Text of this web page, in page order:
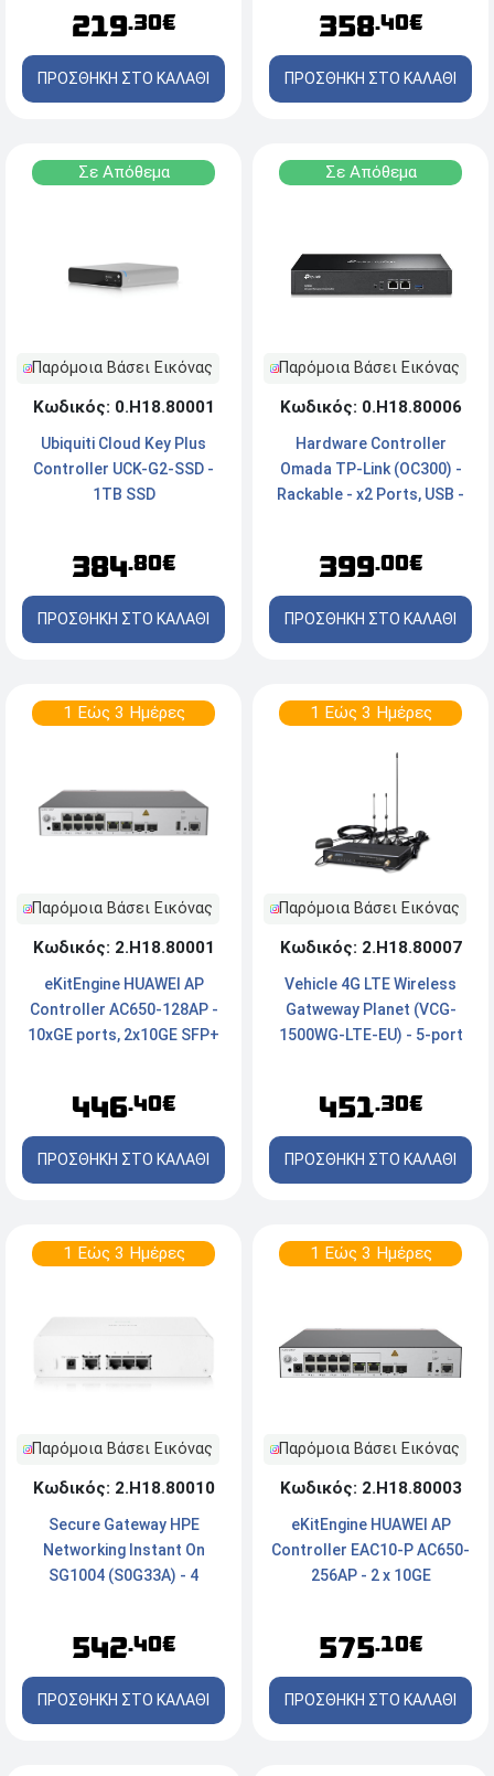
219.30€
ΠΡΟΣΘΗΚΗ ΣΤΟ ΚΑΛΑΘΙ
358.40€
ΠΡΟΣΘΗΚΗ ΣΤΟ ΚΑΛΑΘΙ
Σε Απόθεμα
Παρόμοια Βάσει Εικόνας
Κωδικός: 0.Η18.80001
Ubiquiti Cloud Key Plus
Controller UCK-G2-SSD -
1TB SSD
384.80€
ΠΡΟΣΘΗΚΗ ΣΤΟ ΚΑΛΑΘΙ
Σε Απόθεμα
Παρόμοια Βάσει Εικόνας
Κωδικός: 0.Η18.80006
Hardware Controller
Omada TP-Link (OC300) -
Rackable - x2 Ports, USB -
399.00€
ΠΡΟΣΘΗΚΗ ΣΤΟ ΚΑΛΑΘΙ
1 Εώς 3 Ημέρες
Παρόμοια Βάσει Εικόνας
Κωδικός: 2.Η18.80001
eKitEngine HUAWEI AP
Controller AC650-128AP -
10xGE ports, 2x10GE SFP+
446.40€
ΠΡΟΣΘΗΚΗ ΣΤΟ ΚΑΛΑΘΙ
1 Εώς 3 Ημέρες
Παρόμοια Βάσει Εικόνας
Κωδικός: 2.Η18.80007
Vehicle 4G LTE Wireless
Gatweway Planet (VCG-
1500WG-LTE-EU) - 5-port
451.30€
ΠΡΟΣΘΗΚΗ ΣΤΟ ΚΑΛΑΘΙ
1 Εώς 3 Ημέρες
Παρόμοια Βάσει Εικόνας
Κωδικός: 2.Η18.80010
Secure Gateway HPE
Networking Instant On
SG1004 (S0G33A) - 4
542.40€
ΠΡΟΣΘΗΚΗ ΣΤΟ ΚΑΛΑΘΙ
1 Εώς 3 Ημέρες
Παρόμοια Βάσει Εικόνας
Κωδικός: 2.Η18.80003
eKitEngine HUAWEI AP
Controller EAC10-P AC650-
256AP - 2 x 10GE
575.10€
ΠΡΟΣΘΗΚΗ ΣΤΟ ΚΑΛΑΘΙ